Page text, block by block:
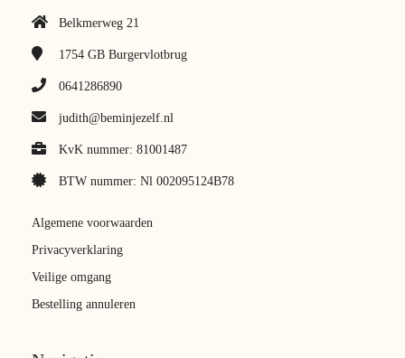
Belkmerweg 21
1754 GB Burgervlotbrug
0641286890
judith@beminjezelf.nl
KvK nummer: 81001487
BTW nummer: Nl 002095124B78
Algemene voorwaarden
Privacyverklaring
Veilige omgang
Bestelling annuleren